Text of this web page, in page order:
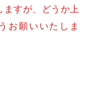
すが、どうか上
お願いいたしま